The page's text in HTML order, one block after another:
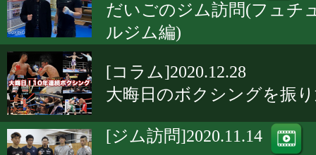
だいごのジム訪問(フュチ
ルジム編)
[コラム]2020.12.28
大晦日のボクシングを振
[ジム訪問]2020.11.14